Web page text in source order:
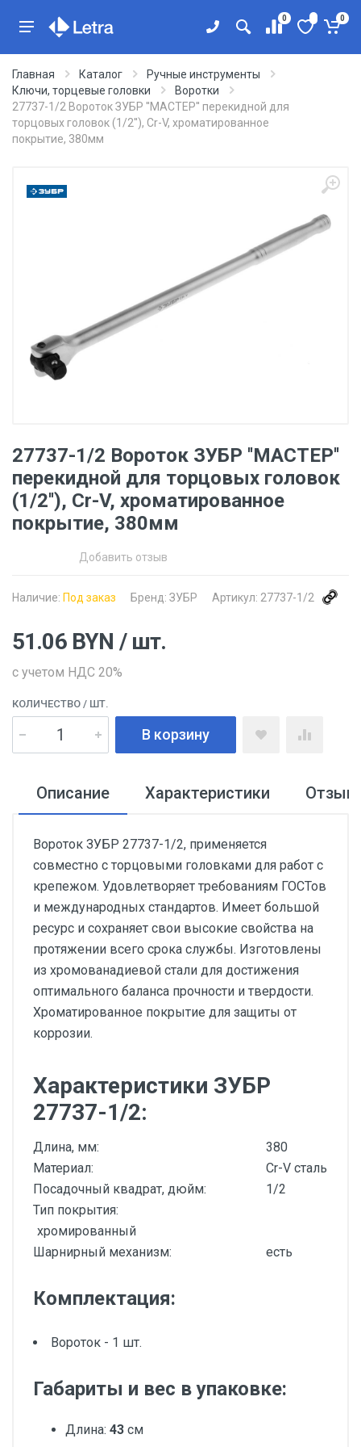
0 0
Главная Каталог
Ручные инструменты
Ключи, торцевые головки
Воротки
27737-1/2 Вороток ЗУБР ''МАСТЕР'' перекидной для
торцовых головок (1/2''), Cr-V, хроматированное
покрытие, 380мм
27737-1/2 Вороток ЗУБР ''МАСТЕР''
перекидной для торцовых головок
(1/2''), Cr-V, хроматированное
покрытие, 380мм
Добавить отзыв
Наличие: Под заказ Бренд: ЗУБР Артикул: 27737-1/2
51.06 BYN / шт.
с учетом НДС 20%
КОЛИЧЕСТВО / ШТ.
В корзину
Описание Характеристики
Вороток ЗУБР 27737-1/2, применяется
совместно с торцовыми головками для работ с
крепежом. Удовлетворяет требованиям ГОСТов
и международных стандартов. Имеет большой
ресурс и сохраняет свои высокие свойства на
протяжении всего срока службы. Изготовлены
из хромованадиевой стали для достижения
оптимального баланса прочности и твердости.
Хроматированное покрытие для защиты от
коррозии.
Характеристики ЗУБР
27737-1/2:
Длина, мм:
380
Материал:
Cr-V сталь
Посадочный квадрат, дюйм:
1/2
Тип покрытия:
хромированный
Шарнирный механизм:
есть
Комплектация:
Вороток - 1 шт.
Габариты и вес в упаковке:
Длина: 43 см